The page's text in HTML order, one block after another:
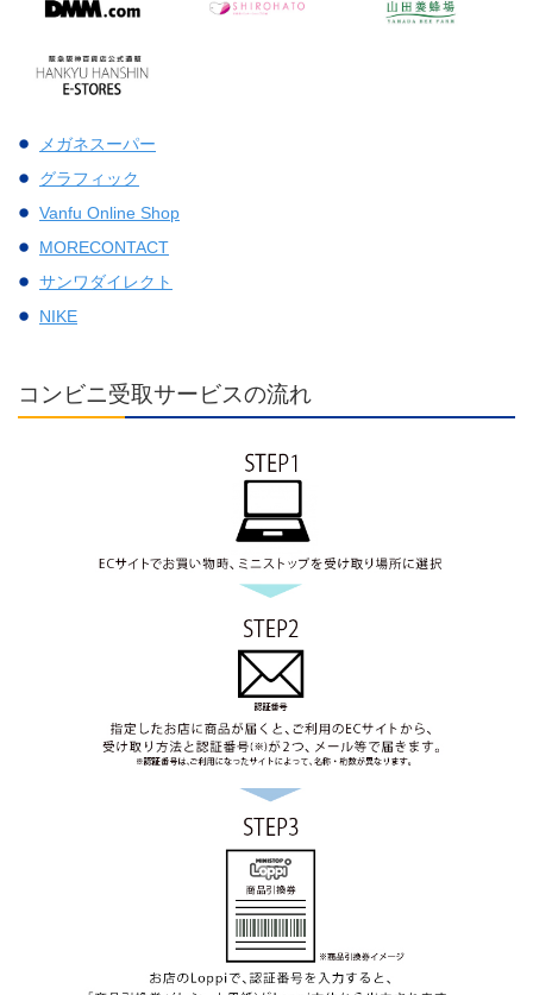
メガネスーパー
グラフィック
Vanfu Online Shop
MORECONTACT
サンワダイレクト
NIKE
コンビニ受取サービスの流れ